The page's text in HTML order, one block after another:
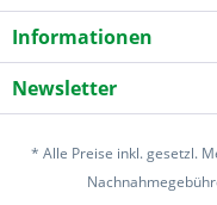
Informationen
Newsletter
* Alle Preise inkl. gesetzl.